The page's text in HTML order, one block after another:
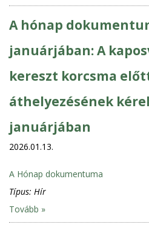
A hónap
januárjában: A
kereszt korcsma
áthelyezésének
januárjában
2026.01.13.
A Hónap dokumentuma
Típus: Hír
Tovább »